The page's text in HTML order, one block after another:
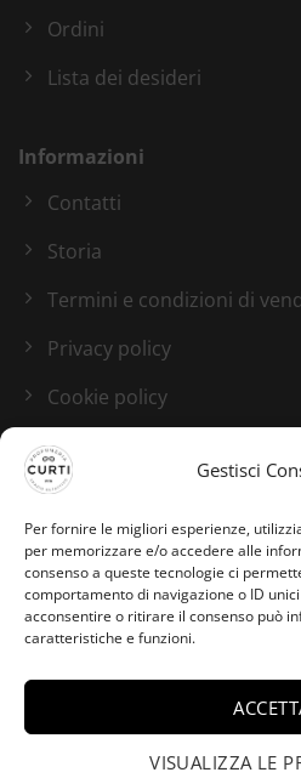
Gestisci
Per fornire le migliori esperienze,
per memorizzare e/o accedere alle
consenso a queste tecnologie ci
comportamento di navigazione o ID
acconsentire o ritirare il consenso può
caratteristiche e funzioni.
VISUALIZZA LE
Ordini
Lista dei desideri
Informazioni
Contatti
Storia
Termini e condizioni di
Privacy policy
Cookie policy
Blog
I nostri canali social
ha